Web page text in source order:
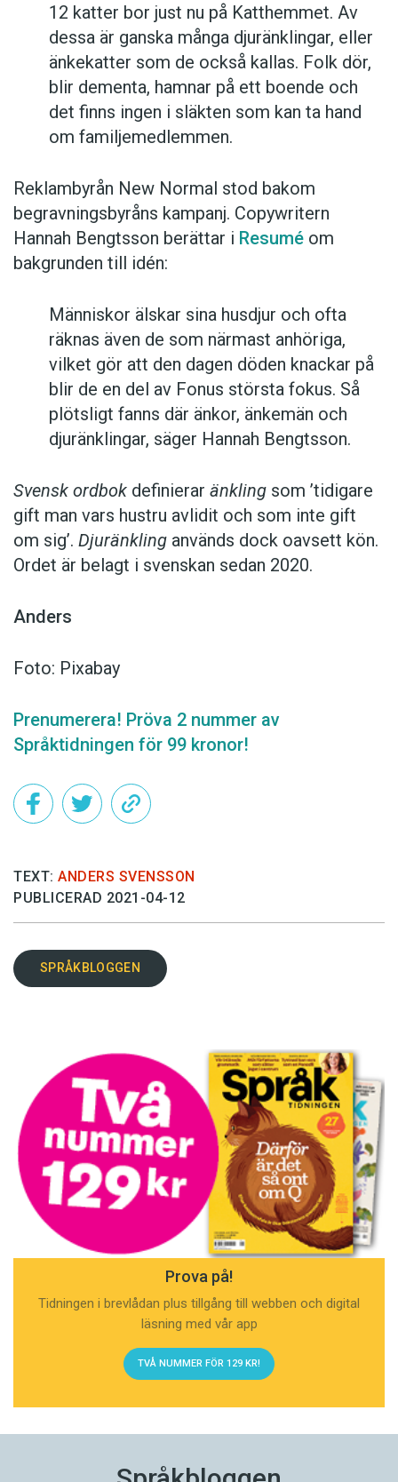
12 katter bor just nu på Katthemmet. Av
dessa är ganska många djuränklingar, eller
änkekatter som de också kallas. Folk dör,
blir dementa, hamnar på ett boende och
det finns ingen i släkten som kan ta hand
om familjemedlemmen.
Reklambyrån New Normal stod bakom
begravningsbyråns kampanj. Copywritern
Hannah Bengtsson berättar i Resumé om
bakgrunden till idén:
Människor älskar sina husdjur och ofta
räknas även de som närmast anhöriga,
vilket gör att den dagen döden knackar på
blir de en del av Fonus största fokus. Så
plötsligt fanns där änkor, änkemän och
djuränklingar, säger Hannah Bengtsson.
Svensk ordbok definierar änkling som ’tidigare
gift man vars hustru av­lidit och som inte gift
om sig’. Djuränkling används dock oavsett kön.
Ordet är belagt i svenskan sedan 2020.
Anders
Foto: Pixabay
Prenumerera! Pröva 2 nummer av
Språktidningen för 99 kronor!
TEXT: ANDERS SVENSSON
PUBLICERAD 2021-04-12
SPRÅKBLOGGEN
Prova på!
Tidningen i brevlådan plus tillgång till webben och digital
läsning med vår app
TVÅ NUMMER FÖR 129 KR!